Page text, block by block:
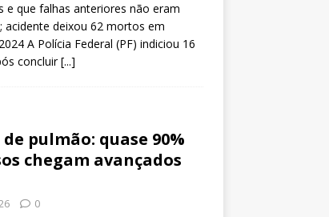
e que falhas anteriores não eram
acidente deixou 62 mortos em
A Polícia Federal (PF) indiciou 16
concluir[...]
pulmão: quase 90%
chegam avançados
0